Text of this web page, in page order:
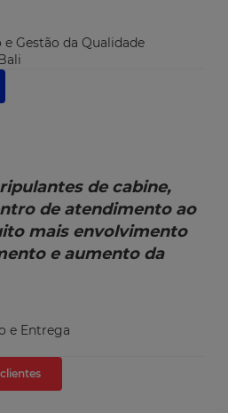
Gestão da Qualidade
de cabine,
de atendimento ao
mais envolvimento
e aumento da
e Entrega